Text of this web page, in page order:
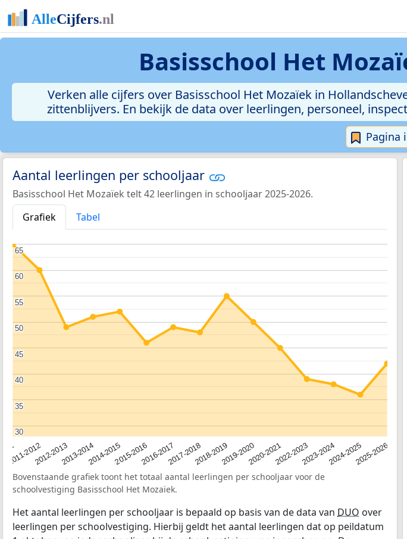
Basisschool Het
Verken alle cijfers over Basisschool Het Mozaïek in
zittenblijvers. En bekijk de data over leerlingen, personeel,
Pagina
Aantal leerlingen per schooljaar
Basisschool Het Mozaïek telt 42 leerlingen in schooljaar 2025-2026.
Grafiek
Tabel
2011-20122012-20132013-20142014-20152015-20162016-20172017-20182018-20192019-20202020-20212022-20232023-20242024-20252025-2026
30
30
35
35
40
40
45
45
50
50
55
55
60
60
65
65
Bovenstaande grafiek toont het totaal aantal leerlingen per schooljaar voor de
schoolvestiging Basisschool Het Mozaïek.
Het aantal leerlingen per schooljaar is bepaald op basis van de data van DUO over
leerlingen per schoolvestiging. Hierbij geldt het aantal leerlingen dat op peildatum